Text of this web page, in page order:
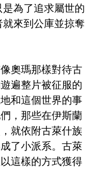
為了追求屬世的
來到公庫並掠奪
奧瑪那樣對待古
遍整片被征服的
和這個世界的事
，那些在伊斯蘭
就依附古萊什族
了小派系。古萊
這樣的方式獲得